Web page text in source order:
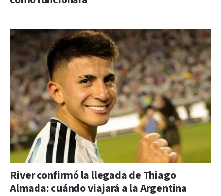
River confirmó la llegada de Thiago
Almada: cuándo viajará a la Argentina